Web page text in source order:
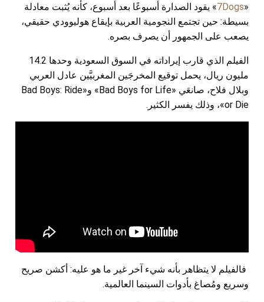
«
7Dogs» يقود الصدارة أسبوعًا بعد أسبوع، كأنه يُثبت معادلة
بسيطة: حين تجتمع النجومية العربية بإيقاع هوليوودي حقيقي،
يصعب على الجمهور أن يصرف بصره.
الفيلم الذي قارب إيراداته في السوق السعودية وحدها 14.2
مليون ريال، يحمل توقيع المخرجَين المغربيَّين عادل العربي
وبلال فلاح، صانعَي «Bad Boys for Life» و«Bad Boys: Ride
or Die»، وذلك يفسر الكثير.
فالفيلم لا يتظاهر بأنه شيء آخر غير ما هو عليه: أكشن صريح
وسريع ومُصاغ بأدوات السينما العالمية.